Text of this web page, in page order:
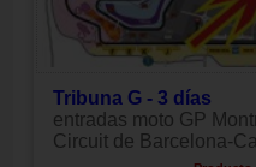
Tribuna G - 3 días
entradas moto GP
Circuit de Barcelona-